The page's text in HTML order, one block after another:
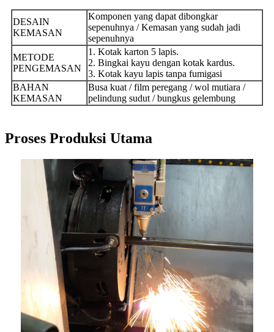
DESAIN
KEMASAN
Komponen yang dapat dibongkar
sepenuhnya / Kemasan yang sudah jadi
sepenuhnya
METODE
PENGEMASAN
1. Kotak karton 5 lapis.
2. Bingkai kayu dengan kotak kardus.
3. Kotak kayu lapis tanpa fumigasi
BAHAN
KEMASAN
Busa kuat / film peregang / wol mutiara /
pelindung sudut / bungkus gelembung
Proses Produksi Utama